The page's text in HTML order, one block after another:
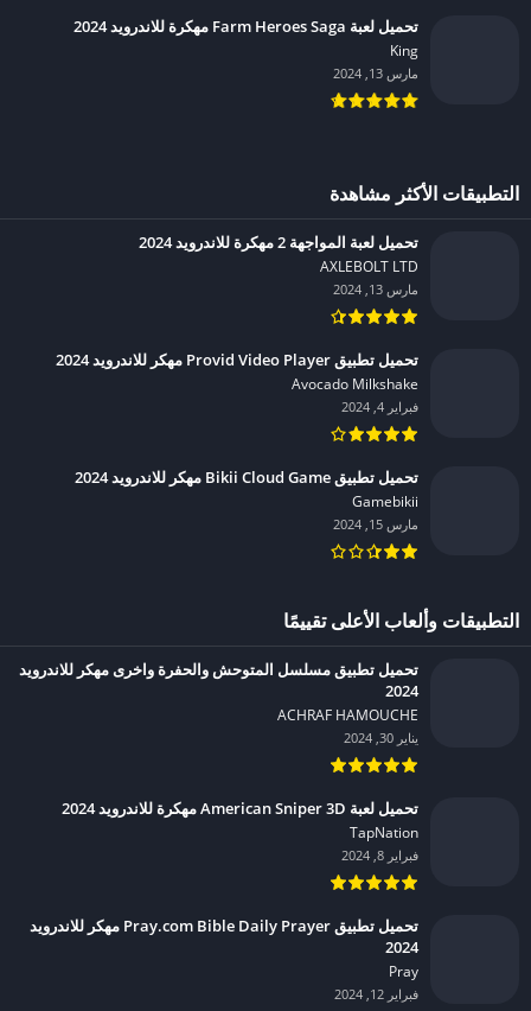
تحميل لعبة Farm Heroes Saga مهكرة للاندرويد 2024
King‏
مارس 13, 2024
التطبيقات الأكثر مشاهدة
تحميل لعبة المواجهة 2 مهكرة للاندرويد 2024
AXLEBOLT LTD‏
مارس 13, 2024
تحميل تطبيق Provid Video Player مهكر للاندرويد 2024
Avocado Milkshake‏
فبراير 4, 2024
تحميل تطبيق Bikii Cloud Game مهكر للاندرويد 2024
Gamebikii‏
مارس 15, 2024
التطبيقات وألعاب الأعلى تقييمًا
تحميل تطبيق مسلسل المتوحش والحفرة واخرى مهكر للاندرويد
2024
ACHRAF HAMOUCHE‏
يناير 30, 2024
تحميل لعبة American Sniper 3D مهكرة للاندرويد 2024
TapNation‏
فبراير 8, 2024
تحميل تطبيق Pray.com Bible Daily Prayer مهكر للاندرويد
2024
Pray‏
فبراير 12, 2024